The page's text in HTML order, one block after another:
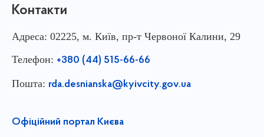
Контакти
Адреса: 02225, м. Київ, пр-т Червоної Калини, 29
Телефон: +380 (44) 515-66-66
Пошта: rda.desnianska@kyivcity.gov.ua
Офіційний портал Києва